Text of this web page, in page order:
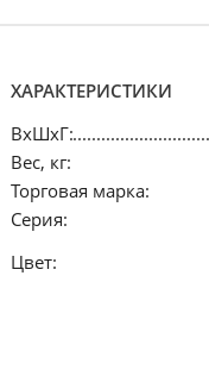
ХАРАКТЕРИСТИКИ
ВхШхГ:
Вес, кг:
Торговая марка:
Серия:
Цвет: